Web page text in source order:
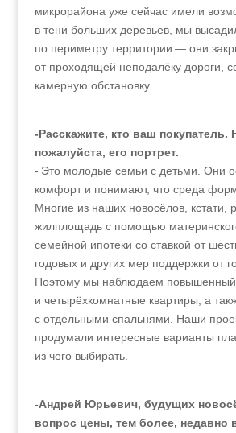
микрорайона уже сейчас имели
в тени больших деревьев, мы
по периметру территории — они
от проходящей неподалёку дороги,
камерную обстановку.
-Расскажите, кто ваш покупатель.
пожалуйста, его портрет.
- Это молодые семьи с детьми. Они
комфорт и понимают, что среда
Многие из наших новосёлов, кстати,
жилплощадь с помощью
семейной ипотеки со ставкой от
годовых и других мер поддержки от
Поэтому мы наблюдаем повышенный
и четырёхкомнатные квартиры, а
с отдельными спальнями. Наши
продумали интересные варианты
из чего выбирать.
-Андрей Юрьевич, будущих
вопрос цены, тем более, недавно